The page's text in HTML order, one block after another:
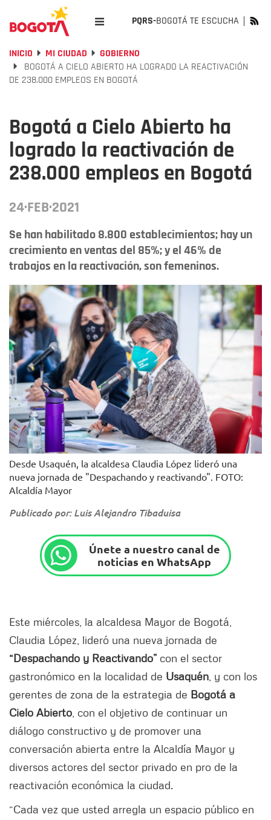
PQRS-BOGOTÁ TE ESCUCHA
INICIO MI CIUDAD
GOBIERNO
BOGOTÁ A CIELO ABIERTO HA LOGRADO LA REACTIVACIÓN
DE 238.000 EMPLEOS EN BOGOTÁ
Bogotá a Cielo Abierto ha
logrado la reactivación de
238.000 empleos en Bogotá
24·FEB·2021
Se han habilitado 8.800 establecimientos; hay un
crecimiento en ventas del 85%; y el 46% de
trabajos en la reactivación, son femeninos.
Desde Usaquén, la alcaldesa Claudia López lideró una
nueva jornada de "Despachando y reactivando". FOTO:
Alcaldía Mayor
Publicado por: Luis Alejandro Tibaduisa
Únete a nuestro canal de
noticias en WhatsApp
Este miércoles, la alcaldesa Mayor de Bogotá,
Claudia López, lideró una nueva jornada de
“Despachando y Reactivando” con el sector
gastronómico en la localidad de Usaquén , y con los
gerentes de zona de la estrategia de Bogotá a
Cielo Abierto , con el objetivo de continuar un
diálogo constructivo y de promover una
conversación abierta entre la Alcaldía Mayor y
diversos actores del sector privado en pro de la
reactivación económica la ciudad.
“Cada vez que usted arregla un espacio público en